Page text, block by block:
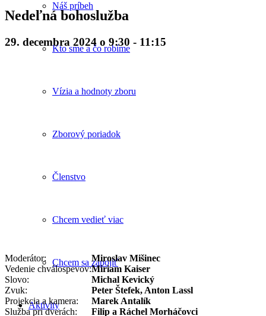
Náš príbeh
Kto sme a čo robíme
Vízia a hodnoty zboru
Zborový poriadok
Členstvo
Chcem vedieť viac
Chcem sa zapojiť
Aktivity
Nedeľná bohoslužba
29. decembra 2024 o 9:30 - 11:15
Moderátor:
Miroslav Mišinec
Vedenie chválospevov:Miriam Kaiser
Slovo:
Michal Kevický
Zvuk:
Peter Štefek, Anton Lassl
Projekcia a kamera:
Marek Antalík
Služba pri dverách:
Filip a Ráchel Morháčovci